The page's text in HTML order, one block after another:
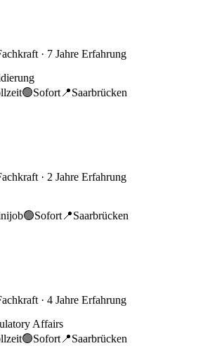
· 7 Jahre Erfahrung
🟢Sofort 📍Saarbrücken
· 2 Jahre Erfahrung
🟢Sofort 📍Saarbrücken
· 4 Jahre Erfahrung
Affairs
🟢Sofort 📍Saarbrücken